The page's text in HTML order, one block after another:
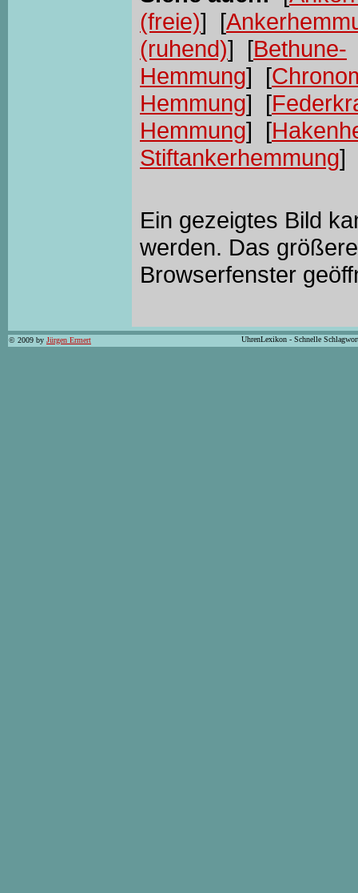
(freie)] [
(ruhend)] [Bethune-
Hemmung] [
Hemmung] [
Hemmung] [
Stiftankerhemmung]
Ein gezeigtes Bild
werden. Das
Browserfenster
© 2009 by Jürgen Ermert UhrenLexikon - Schnelle